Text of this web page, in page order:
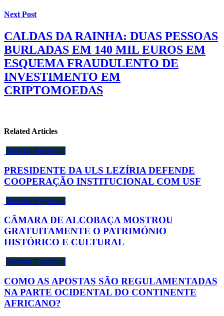
Next Post
CALDAS DA RAINHA: DUAS PESSOAS
BURLADAS EM 140 MIL EUROS EM
ESQUEMA FRAUDULENTO DE
INVESTIMENTO EM
CRIPTOMOEDAS
Related Articles
Notícias Regionais
PRESIDENTE DA ULS LEZÍRIA DEFENDE
COOPERAÇÃO INSTITUCIONAL COM USF
Notícias Regionais
CÂMARA DE ALCOBAÇA MOSTROU
GRATUITAMENTE O PATRIMÓNIO
HISTÓRICO E CULTURAL
Notícias Regionais
COMO AS APOSTAS SÃO REGULAMENTADAS
NA PARTE OCIDENTAL DO CONTINENTE
AFRICANO?